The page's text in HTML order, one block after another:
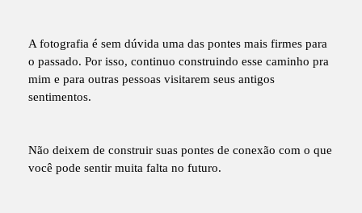
A fotografia é sem dúvida uma das pontes mais firmes para
o passado. Por isso, continuo construindo esse caminho pra
mim e para outras pessoas visitarem seus antigos
sentimentos.
Não deixem de construir suas pontes de conexão com o que
você pode sentir muita falta no futuro.